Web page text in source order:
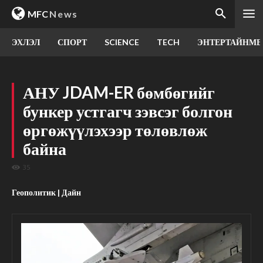
MFCNews
ЭХЛЭЛ СПОРТ SCIENCE TECH
АНУ JDAM-ER бөмбөгийг
бункер устгагч зэвсэг болгон
өргөжүүлэхээр төлөвлөж
байна
35
Геополитик | Дайн